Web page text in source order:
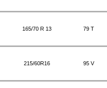
165/70 R 13 79 T
215/60R16 95 V